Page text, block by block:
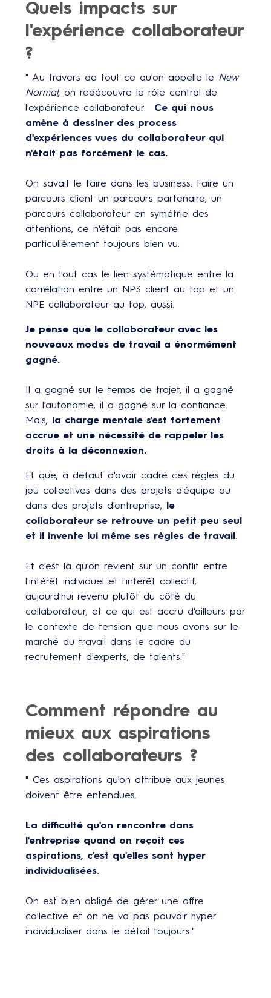
Quels impacts sur
l'expérience collaborateur
?
" Au travers de tout ce qu'on appelle le New
Normal, on redécouvre le rôle central de
l'expérience collaborateur. Ce qui nous
amène à dessiner des process
d'expériences vues du collaborateur qui
n'était pas forcément le cas.
On savait le faire dans les business. Faire un
parcours client un parcours partenaire, un
parcours collaborateur en symétrie des
attentions, ce n'était pas encore
particulièrement toujours bien vu.
Ou en tout cas le lien systématique entre la
corrélation entre un NPS client au top et un
NPE collaborateur au top, aussi.
Je pense que le collaborateur avec les
nouveaux modes de travail a énormément
gagné.
Il a gagné sur le temps de trajet, il a gagné
sur l'autonomie, il a gagné sur la confiance.
Mais, la charge mentale s'est fortement
accrue et une nécessité de rappeler les
droits à la déconnexion.
Et que, à défaut d'avoir cadré ces règles du
jeu collectives dans des projets d'équipe ou
dans des projets d'entreprise, le
collaborateur se retrouve un petit peu seul
et il invente lui même ses règles de travail.
Et c'est là qu'on revient sur un conflit entre
l'intérêt individuel et l'intérêt collectif,
aujourd'hui revenu plutôt du côté du
collaborateur, et ce qui est accru d'ailleurs par
le contexte de tension que nous avons sur le
marché du travail dans le cadre du
recrutement d'experts, de talents."
Comment répondre au
mieux aux aspirations
des collaborateurs ?
" Ces aspirations qu'on attribue aux jeunes
doivent être entendues.
La difficulté qu'on rencontre dans
l'entreprise quand on reçoit ces
aspirations, c'est qu'elles sont hyper
individualisées.
On est bien obligé de gérer une offre
collective et on ne va pas pouvoir hyper
individualiser dans le détail toujours."